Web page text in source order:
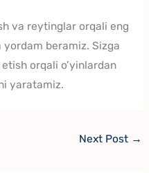
va reytinglar orqali eng
beramiz. Sizga
orqali o’yinlardan
yaratamiz.
Next Post →